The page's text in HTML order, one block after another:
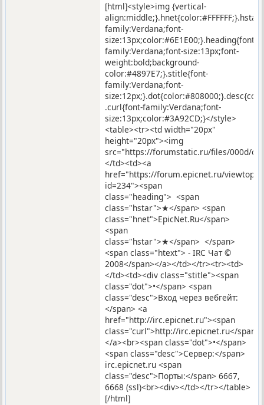
[html]<style>img {vertical-
family:Verdana;font-
size:13px;color:#6E1E00;}.heading{font-
family:Verdana;font-size:13px;font-
weight:bold;background-
color:#4897E7;}.stitle{font-
family:Verdana;font-
.curl{font-family:Verdana;font-
size:13px;color:#3A92CD;}</style>
<table><tr><td width="20px"
height="20px"><img
src="https://forumstatic.ru/files/000d/
</td><td><a
href="https://forum.epicnet.ru/
id=234"><span
class="heading"> <span
class="hstar">★</span> <span
class="hnet">EpicNet.Ru</span>
<span
class="hstar">★</span> </span>
<span class="htext"> - IRC Чат ©
2008</span></a></td></tr><tr><td>
</td><td><div class="stitle"><span
class="dot">•</span> <span
class="desc">Вход через вебгейт:
</span> <a
href="http://irc.epicnet.ru"><span
class="curl">http://irc.epicnet.ru</span>
</a><br><span class="dot">•</span>
<span class="desc">Сервер:</span>
irc.epicnet.ru <span
class="desc">Порты:</span> 6667,
6668 (ssl)<br><div></td></tr></table>
[/html]